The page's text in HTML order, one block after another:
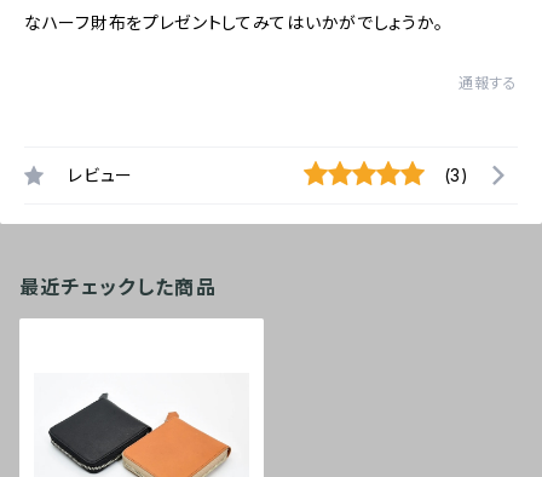
なハーフ財布をプレゼントしてみてはいかがでしょうか。
通報する
レビュー (3)
最近チェックした商品